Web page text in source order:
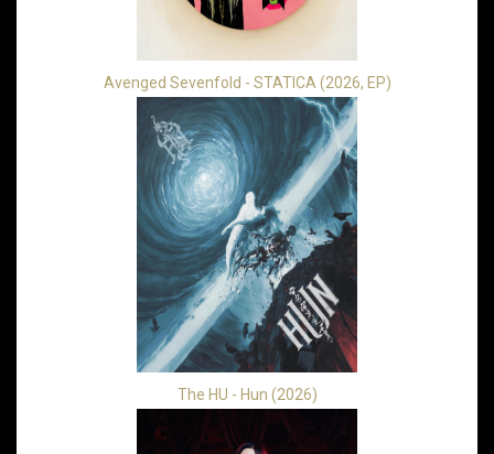
Avenged Sevenfold - STATICA (2026, EP)
The HU - Hun (2026)